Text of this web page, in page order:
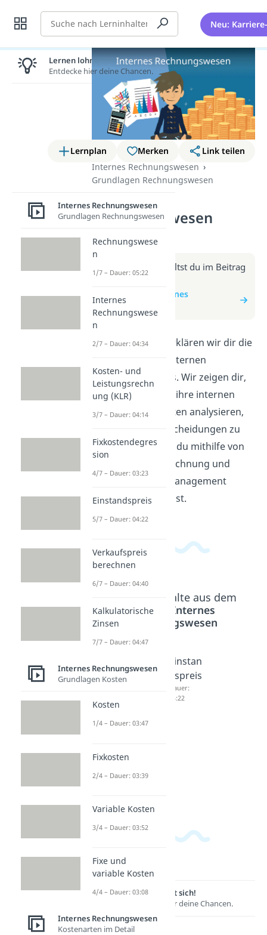
Suche Neu:
Lernplan Merken
Link teilen
Internes Rechnungswesen
Grundlagen Rechnungswesen
Internes
Rechnungswesen
(Video)
Weitere Infos erhältst du im Beitrag
zum Beitrag: Internes
Rechnungswesen
In diesem Video erklären wir dir die
Grundlagen des Internen
Rechnungswesens. Wir zeigen dir,
wie Unternehmen ihre internen
Prozesse und Kosten analysieren,
um fundierte Entscheidungen zu
treffen. Lerne, wie du mithilfe von
Budgets, Kostenrechnung und
Kennzahlen das Management
unterstützen kannst.
Beliebte Inhalte aus dem
Bereich
Internes
Rechnungswesen
und
gsrechn
ung
04:14
ndegres
Einstan
dspreis
Dauer:
04:22
Lernen lohnt sich!
Entdecke hier deine Chancen.
Lernen lohnt sich!
Entdecke hier deine Chancen.
Internes Rechnungswesen
Grundlagen Rechnungswesen
Rechnungswese
n
1/7 – Dauer: 05:22
Internes
Rechnungswese
n
2/7 – Dauer: 04:34
Kosten- und
Leistungsrechn
ung (KLR)
3/7 – Dauer: 04:14
Fixkostendegres
sion
4/7 – Dauer: 03:23
Einstandspreis
5/7 – Dauer: 04:22
Verkaufspreis
berechnen
6/7 – Dauer: 04:40
Kalkulatorische
Zinsen
7/7 – Dauer: 04:47
Internes Rechnungswesen
Grundlagen Kosten
Kosten
1/4 – Dauer: 03:47
Fixkosten
2/4 – Dauer: 03:39
Variable Kosten
3/4 – Dauer: 03:52
Fixe und
variable Kosten
4/4 – Dauer: 03:08
Internes Rechnungswesen
Kostenarten im Detail